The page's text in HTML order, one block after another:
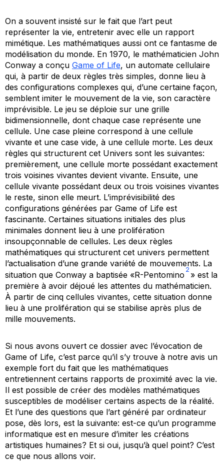
On a souvent insisté sur le fait que l’art peut
représenter la vie, entretenir avec elle un rapport
mimétique. Les mathématiques aussi ont ce fantasme de
modélisation du monde. En 1970, le mathématicien John
Conway a conçu Game of Life, un automate cellulaire
qui, à partir de deux règles très simples, donne lieu à
des configurations complexes qui, d’une certaine façon,
semblent imiter le mouvement de la vie, son caractère
imprévisible. Le jeu se déploie sur une grille
bidimensionnelle, dont chaque case représente une
cellule. Une case pleine correspond à une cellule
vivante et une case vide, à une cellule morte. Les deux
règles qui structurent cet Univers sont les suivantes:
premièrement, une cellule morte possédant exactement
trois voisines vivantes devient vivante. Ensuite, une
cellule vivante possédant deux ou trois voisines vivantes
le reste, sinon elle meurt. L’imprévisibilité des
configurations générées par Game of Life est
fascinante. Certaines situations initiales des plus
minimales donnent lieu à une prolifération
insoupçonnable de cellules. Les deux règles
mathématiques qui structurent cet univers permettent
l’actualisation d’une grande variété de mouvements. La
situation que Conway a baptisée «R-Pentomino
2
» est la
première à avoir déjoué les attentes du mathématicien.
À partir de cinq cellules vivantes, cette situation donne
lieu à une prolifération qui se stabilise après plus de
mille mouvements.
Si nous avons ouvert ce dossier avec l’évocation de
Game of Life, c’est parce qu’il s’y trouve à notre avis un
exemple fort du fait que les mathématiques
entretiennent certains rapports de proximité avec la vie.
Il est possible de créer des modèles mathématiques
susceptibles de modéliser certains aspects de la réalité.
Et l’une des questions que l’art généré par ordinateur
pose, dès lors, est la suivante: est-ce qu’un programme
informatique est en mesure d’imiter les créations
artistiques humaines? Et si oui, jusqu’à quel point? C’est
ce que nous allons voir.